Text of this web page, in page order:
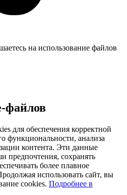
на использование файлов
файлов
для обеспечения корректной
функциональности, анализа
контента. Эти данные
предпочтения, сохранять
более плавное
использовать сайт, вы
cookies. Подробнее в